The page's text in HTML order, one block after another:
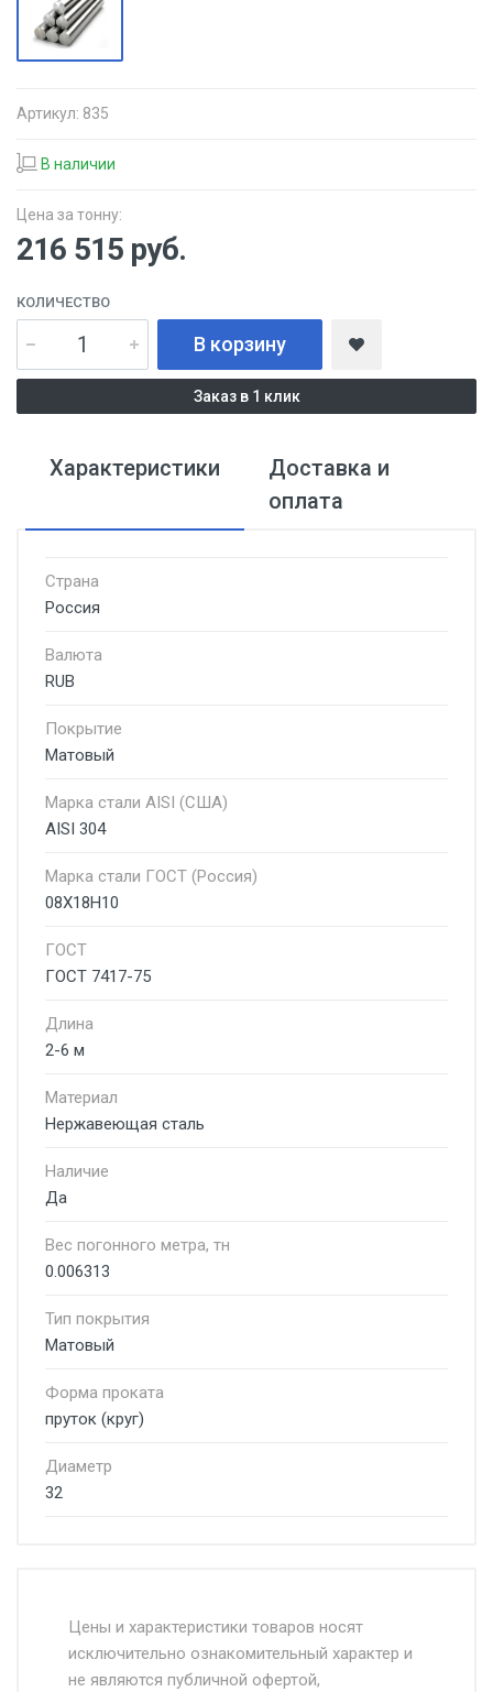
Артикул: 835
В наличии
Цена за тонну:
216 515 руб.
КОЛИЧЕСТВО
В корзину
Заказ в 1 клик
Характеристики
Доставка и
оплата
Страна
Россия
Валюта
RUB
Покрытие
Матовый
Марка стали AISI (США)
AISI 304
Марка стали ГОСТ (Россия)
08Х18Н10
ГОСТ
ГОСТ 7417-75
Длина
2-6 м
Материал
Нержавеющая сталь
Наличие
Да
Вес погонного метра, тн
0.006313
Тип покрытия
Матовый
Форма проката
пруток (круг)
Диаметр
32
Москве и Московской области.
Доставка осуществляется собственным и
Цены и характеристики товаров носят
исключительно ознакомительный характер и
не являются публичной офертой,